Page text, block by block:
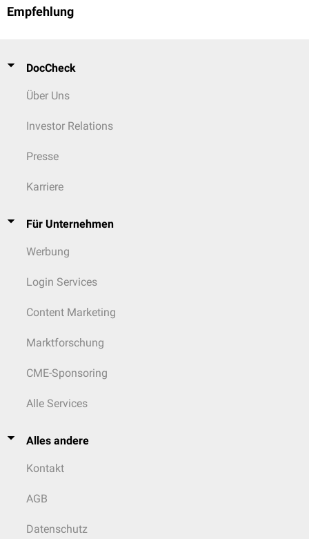
Empfehlung
DocCheck
Über Uns
Investor Relations
Presse
Karriere
Für Unternehmen
Werbung
Login Services
Content Marketing
Marktforschung
CME-Sponsoring
Alle Services
Alles andere
Kontakt
AGB
Datenschutz